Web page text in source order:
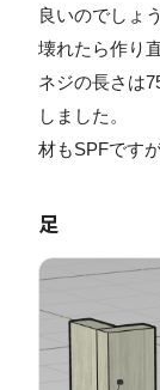
良いのでしょ
壊れたら作り
ネジの長さは
しました。
材もSPFです
足